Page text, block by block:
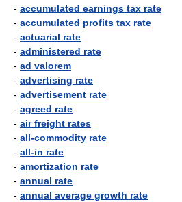
- accumulated earnings tax rate
- accumulated profits tax rate
- actuarial rate
- administered rate
- ad valorem
- advertising rate
- advertisement rate
- agreed rate
- air freight rates
- all-commodity rate
- all-in rate
- amortization rate
- annual rate
- annual average growth rate